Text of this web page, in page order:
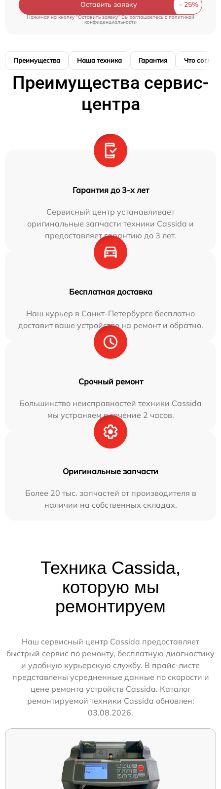
Оставить заявку
Нажимая на кнопку "Оставить заявку" Вы соглашаетесь cполитикой
конфиденциальности
Преимущества Наша техника Гарантия Что
Преимущества сервис-
центра
Гарантия до 3-х лет
Сервисный центр устанавливает
оригинальные запчасти техники Cassida и
предоставляет гарантию до 3 лет.
Бесплатная доставка
Наш курьер в Санкт-Петербурге бесплатно
доставит ваше устройство на ремонт и обратно.
Срочный ремонт
Большинство неисправностей техники Cassida
мы устраняем в течение 2 часов.
Оригинальные запчасти
Более 20 тыс. запчастей от производителя в
наличии на собственных складах.
Техника Cassida,
которую мы
ремонтируем
Наш сервисный центр Cassida предоставляет
быстрый сервис по ремонту, бесплатную диагностику
и удобную курьерскую службу. В прайс-листе
представлены усредненные данные по скорости и
цене ремонта устройств Cassida. Каталог
ремонтируемой техники Cassida обновлен:
03.08.2026.